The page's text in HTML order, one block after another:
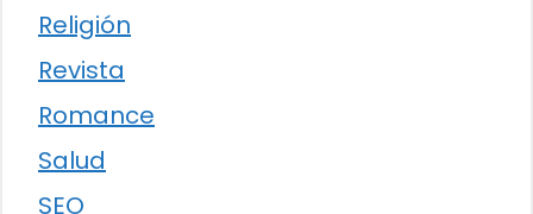
Religión
Revista
Romance
Salud
SEO